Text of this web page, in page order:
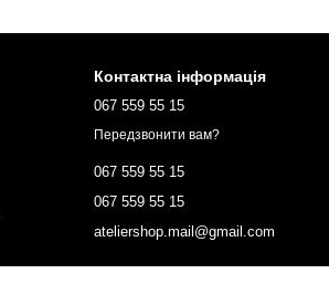
Контактна інформація
067 559 55 15
Передзвонити вам?
067 559 55 15
067 559 55 15
ateliershop.mail@gmail.com